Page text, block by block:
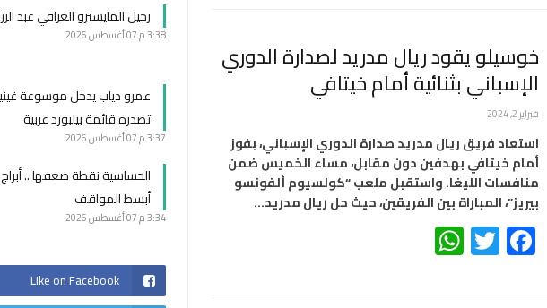
خوسيلو يقود ريال مدريد لصدارة الدوري
الإسباني بثنائية أمام خيتافي
فبراير 2, 2024
استعاد فريق ريال مدريد صدارة الدوري الإسباني، بفوز
أمام خيتافي بهدفين دون مقابل، مساء الخميس ضمن
منافسات الليغا. واستقبل ملعب “كولسيوم ألفونسو
بيريز”، المباراة بين الفريقين، حيث حل ريال مدريد…
Facebook
Twitter
رحيل المايسترو العراقي عبد
3:38 م 07 أغسطس 2026
عمرو دياب يدخل موسوعة
تصدره قائمة بيلبورد عربية
3:37 م 07 أغسطس 2026
الحساسية نقطة ضعفها ..
أبسط المواقف
3:34 م 07 أغسطس 2026
Like on Facebook